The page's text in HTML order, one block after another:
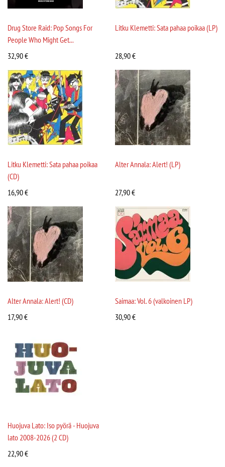
Drug Store Raid: Pop Songs For
People Who Might Get...
32,90€
Litku Klemetti: Sata pahaa poikaa (LP)
28,90€
Litku Klemetti: Sata pahaa poikaa
(CD)
16,90€
Alter Annala: Alert! (LP)
27,90€
Alter Annala: Alert! (CD)
17,90€
Saimaa: Vol. 6 (valkoinen LP)
30,90€
Huojuva Lato: Iso pyörä - Huojuva
lato 2008-2026 (2 CD)
22,90€